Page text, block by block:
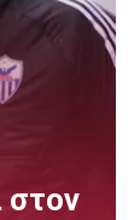
στον